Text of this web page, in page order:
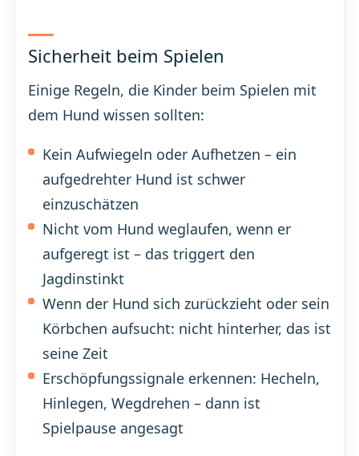
Sicherheit beim Spielen
Einige Regeln, die Kinder beim Spielen mit
dem Hund wissen sollten:
Kein Aufwiegeln oder Aufhetzen – ein
aufgedrehter Hund ist schwer
einzuschätzen
Nicht vom Hund weglaufen, wenn er
aufgeregt ist – das triggert den
Jagdinstinkt
Wenn der Hund sich zurückzieht oder sein
Körbchen aufsucht: nicht hinterher, das ist
seine Zeit
Erschöpfungssignale erkennen: Hecheln,
Hinlegen, Wegdrehen – dann ist
Spielpause angesagt